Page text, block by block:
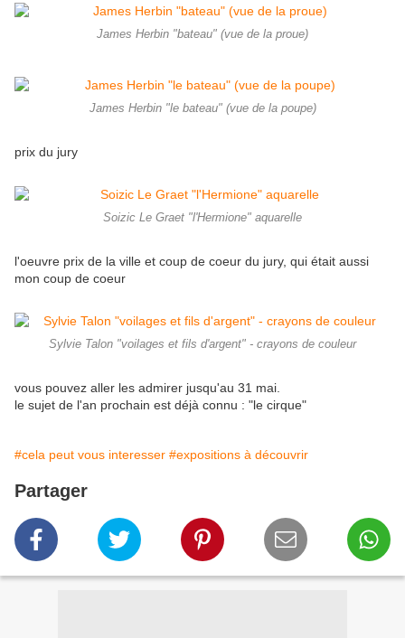
James Herbin "bateau" (vue de la proue)
James Herbin "le bateau" (vue de la poupe)
prix du jury
Soizic Le Graet "l'Hermione" aquarelle
l'oeuvre prix de la ville et coup de coeur du jury, qui était aussi
mon coup de coeur
Sylvie Talon "voilages et fils d'argent" - crayons de couleur
vous pouvez aller les admirer jusqu'au 31 mai.
le sujet de l'an prochain est déjà connu : "le cirque"
#cela peut vous interesser #expositions à découvrir
Partager